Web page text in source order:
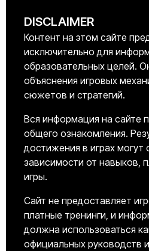
DISCLAIMER
Контент на этом сайте
исключительно для
образовательных целей.
объяснения игровых
сюжетов и стратегий.
Вся информация на сайте
общего ознакомления.
достижения в играх могут
зависимости от навыков,
игры.
Сайт не предоставляет
платные тренинги, и
должна использоваться
официальных руководств